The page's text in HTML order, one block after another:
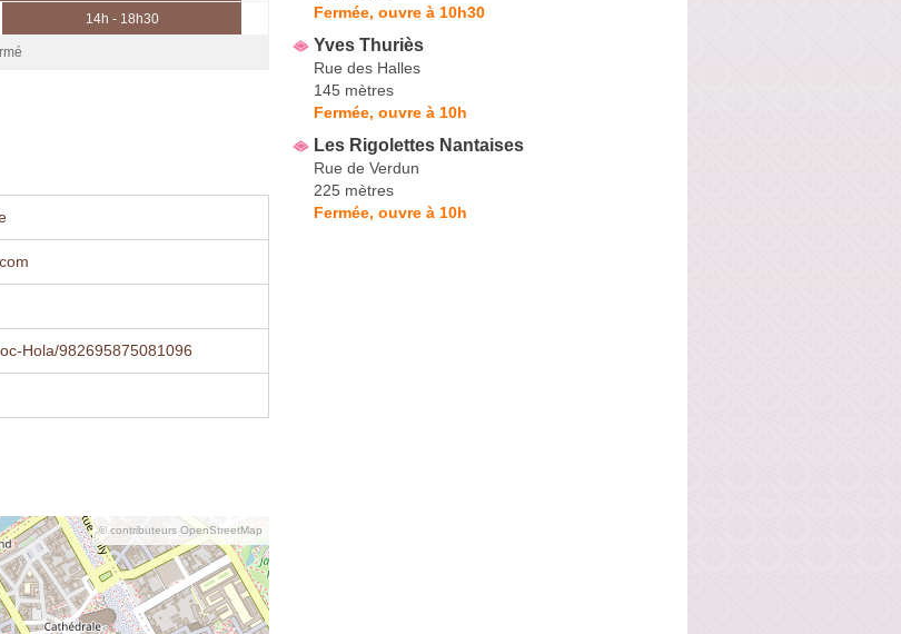
14h - 18h30
Hola/982695875081096
© contributeurs OpenStreetMap
Fermée, ouvre à 10h30
Yves Thuriès
Rue des Halles
145 mètres
Fermée, ouvre à 10h
Les Rigolettes Nantaises
Rue de Verdun
225 mètres
Fermée, ouvre à 10h